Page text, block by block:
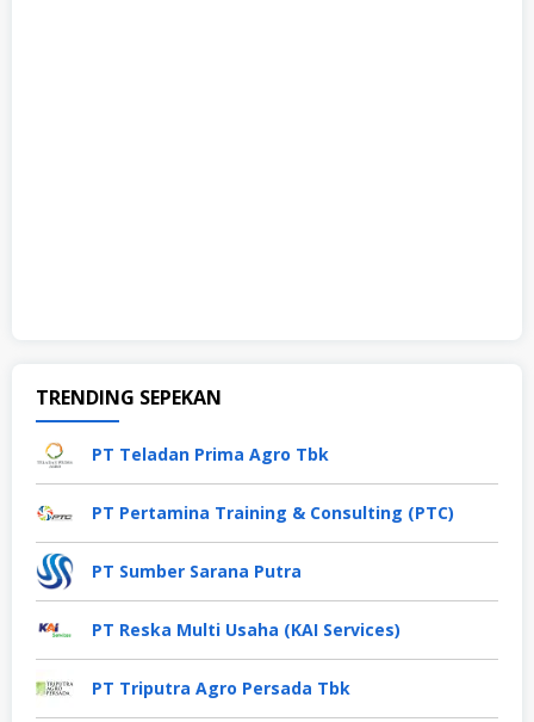
TRENDING SEPEKAN
PT Teladan Prima Agro Tbk
PT Pertamina Training & Consulting (PTC)
PT Sumber Sarana Putra
PT Reska Multi Usaha (KAI Services)
PT Triputra Agro Persada Tbk